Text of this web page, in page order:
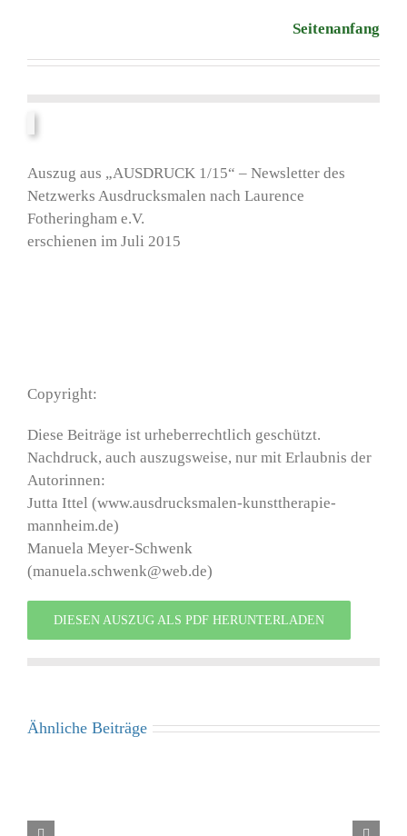
Seitenanfang
Auszug aus „AUSDRUCK 1/15“ – Newsletter des
Netzwerks Ausdrucksmalen nach Laurence
Fotheringham e.V.
erschienen im Juli 2015
Copyright:
Diese Beiträge ist urheberrechtlich geschützt.
Nachdruck, auch auszugsweise, nur mit Erlaubnis der
Autorinnen:
Jutta Ittel (www.ausdrucksmalen-kunsttherapie-
mannheim.de)
Manuela Meyer-Schwenk
(manuela.schwenk@web.de)
DIESEN AUSZUG ALS PDF HERUNTERLADEN
Ähnliche Beiträge